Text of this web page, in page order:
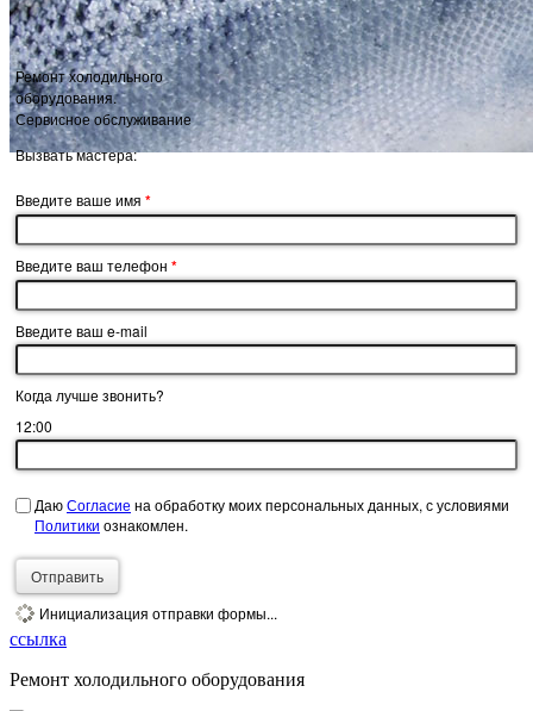
Ремонт холодильного
оборудования.
Сервисное обслуживание
Вызвать мастера:
Введите ваше имя *
Введите ваш телефон *
Введите ваш e-mail
Когда лучше звонить?
12:00
ДаюСогласие на обработку моих персональных данных, с условиями
Политики ознакомлен.
Отправить
Инициализация отправки формы...
ссылка
Ремонт холодильного оборудования